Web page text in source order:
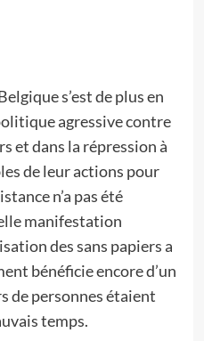
s’est de plus en
agressive contre
et dans la répression à
de leur actions pour
n’a pas été
manifestation
des sans papiers a
bénéficie encore d’un
de personnes étaient
temps.